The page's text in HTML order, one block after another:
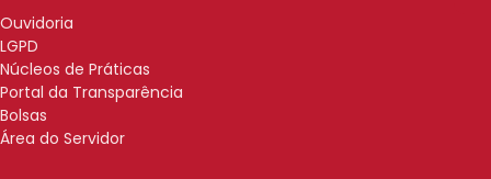
Ouvidoria
LGPD
Núcleos de Práticas
Portal da Transparência
Bolsas
Área do Servidor